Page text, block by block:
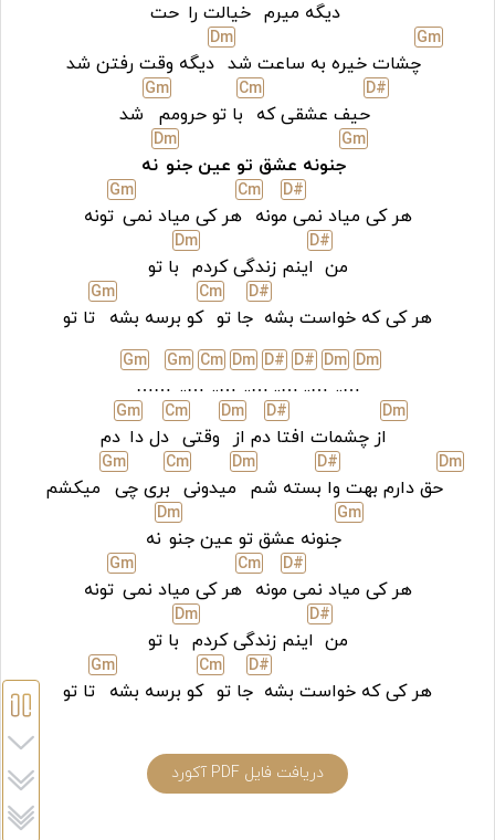
دیگه میرم خیالت را حت
Gm
چشات خیره به ساعت شد
Dm
دیگه وقت رفتن شد
D#
حیف عشقی که
Cm
با تو حرومم
Gm
شد
Gm
جنونه عشق تو عین جنو
Dm
نه
هر کی میاد نمی
D#
مونه
Cm
هر کی میاد نمی
Gm
تونه
من
D#
اینم زندگی کردم
Dm
با تو
هر کی که خواست بشه
D#
جا تو
Cm
کو برسه بشه
Gm
تا تو
Dm
…..
Dm
…..
D#
…..
D#
…..
Dm
…..
Cm
…..
Gm
……
Gm
Dm
از چشمات افتا
D#
دم از
Dm
وقتی
Cm
دل دا
Gm
دم
Dm
حق دارم بهت وا
D#
بسته شم
Dm
میدونی
Cm
بری چی
Gm
میکشم
Gm
جنونه عشق تو عین جنو
Dm
نه
هر کی میاد نمی
D#
مونه
Cm
هر کی میاد نمی
Gm
تونه
من
D#
اینم زندگی کردم
Dm
با تو
هر کی که خواست بشه
D#
جا تو
Cm
کو برسه بشه
Gm
تا تو
دریافت فایل PDF آکورد